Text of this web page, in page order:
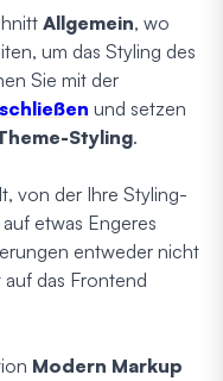
Allgemein, wo
um das Styling des
Sie mit der
und setzen
Styling.
von der Ihre Styling-
etwas Engeres
entweder nicht
das Frontend
Modern Markup